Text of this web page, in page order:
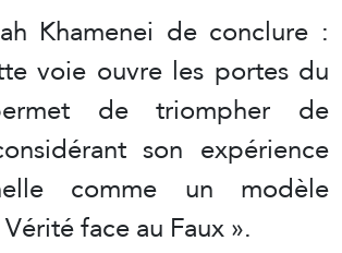
Khamenei de conclure :
voie ouvre les portes du
de triompher de
son expérience
comme un modèle
face au Faux ».